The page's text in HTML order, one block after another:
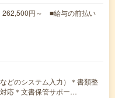
円～ ■給与の前払い
どのシステム入力）＊書類整
応＊文書保管サポー…